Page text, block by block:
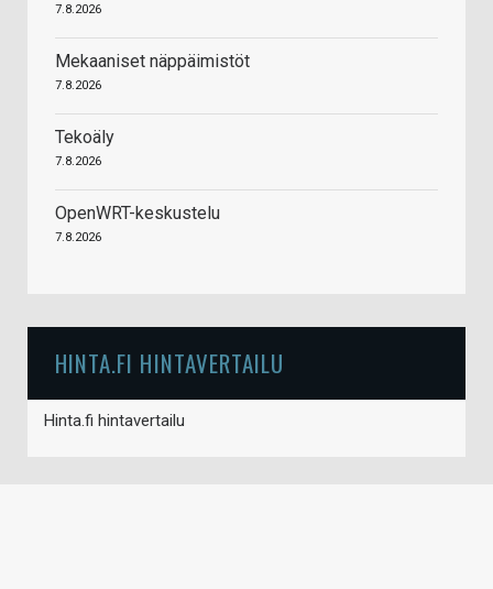
7.8.2026
Mekaaniset näppäimistöt
7.8.2026
Tekoäly
7.8.2026
OpenWRT-keskustelu
7.8.2026
HINTA.FI HINTAVERTAILU
Hinta.fi hintavertailu